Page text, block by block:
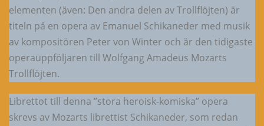
elementen (även: Den andra delen av Trollflöjten) är
titeln på en opera av Emanuel Schikaneder med musik
av kompositören Peter von Winter och är den tidigaste
operauppföljaren till Wolfgang Amadeus Mozarts
Trollflöjten.
Librettot till denna ”stora heroisk-komiska” opera
skrevs av Mozarts librettist Schikaneder, som redan